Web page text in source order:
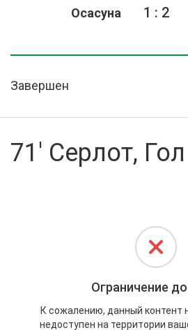
О сайте
Осасуна 1 : 2
Завершен
71' Серлот,